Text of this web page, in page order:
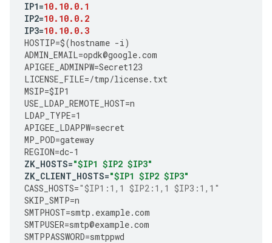
IP1=10.10.0.1
IP2=10.10.0.2
IP3=10.10.0.3
HOSTIP=$(hostname -i)
ADMIN_EMAIL=opdk@google.com
APIGEE_ADMINPW=Secret123
LICENSE_FILE=/tmp/license.txt
MSIP=$IP1
USE_LDAP_REMOTE_HOST=n
LDAP_TYPE=1
APIGEE_LDAPPW=secret
MP_POD=gateway
REGION=dc-1
ZK_HOSTS="$IP1 $IP2 $IP3"
ZK_CLIENT_HOSTS="$IP1 $IP2 $IP3"
CASS_HOSTS="$IP1:1,1 $IP2:1,1 $IP3:1,1"
SKIP_SMTP=n
SMTPHOST=smtp . example.com
SMTPUSER=smtp@example.com
SMTPPASSWORD=smtppwd